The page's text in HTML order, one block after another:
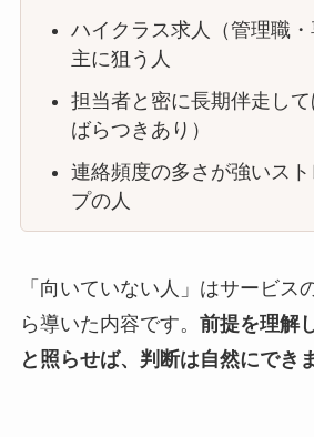
ハイクラス求人（管理職
主に狙う人
担当者と密に長期伴走し
ばらつきあり）
連絡頻度の多さが強いス
プの人
「向いていない人」はサービス
ら導いた内容です。 前提を理解
と照らせば、判断は自然にでき